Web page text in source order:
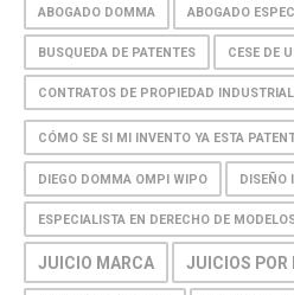
ABOGADO DOMMA ABOGADO
BUSQUEDA DE PATENTES CESE DE
CONTRATOS DE PROPIEDAD INDUSTRIAL
CÓMO SE SI MI INVENTO YA ESTA
DIEGO DOMMA OMPI WIPO DISEÑO
ESPECIALISTA EN DERECHO DE
JUICIO MARCA JUICIOS POR